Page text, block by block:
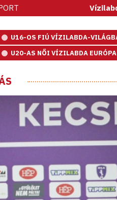
Vízilabda:
U16-OS FIÚ VÍZILABDA-
U20-AS NŐI VÍZILABDA